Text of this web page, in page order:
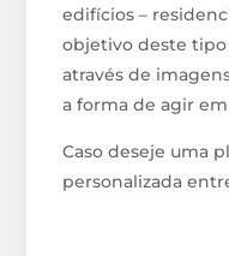
edifícios –
objetivo deste tipo
através de
a forma de agir
Caso deseje uma
personalizada